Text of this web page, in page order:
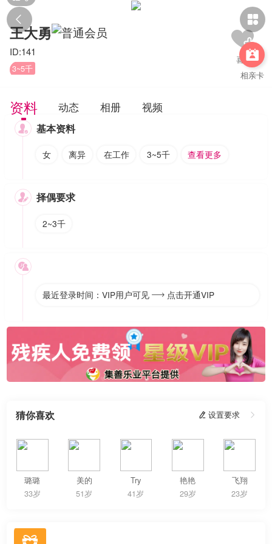
 

相亲卡
王大勇
ID:141
3~5千
资料 动态 相册 视频
 基本资料
女 离异 在工作 3~5千 查看更多
 择偶要求
2~3千

最近登录时间：VIP用户可见  点击开通VIP
猜你喜欢  设置要求 
璐璐
33岁
美的
51岁
Try
41岁
艳艳
29岁
飞翔
23岁